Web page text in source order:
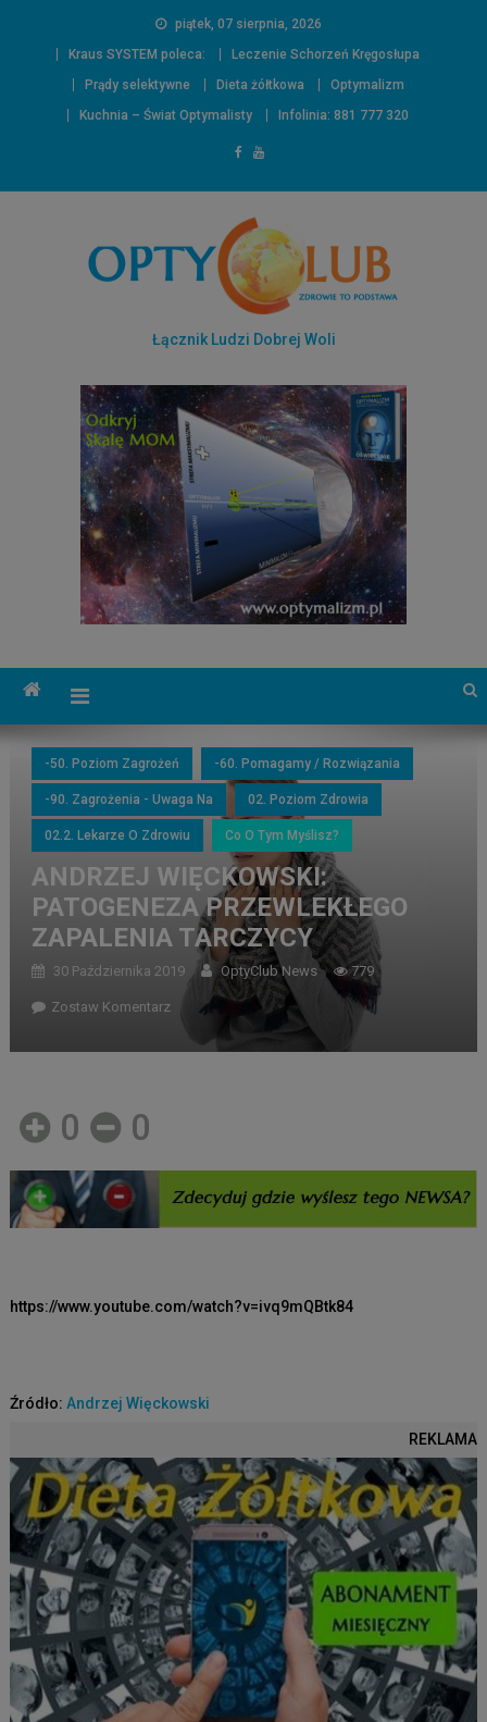
piątek, 07 sierpnia, 2026
Kraus SYSTEM poleca:
Leczenie Schorzeń Kręgosłupa
Prądy selektywne
Dieta żółtkowa
Optymalizm
Kuchnia – Świat Optymalisty
Infolinia: 881 777 320
Łącznik Ludzi Dobrej Woli
-50. Poziom Zagrożeń -60. Pomagamy / Rozwiązania
-90. Zagrożenia - Uwaga Na 02. Poziom Zdrowia
02.2. Lekarze O Zdrowiu Co O Tym Myślisz?
ANDRZEJ WIĘCKOWSKI:
PATOGENEZA PRZEWLEKŁEGO
ZAPALENIA TARCZYCY
30 Października 2019 OptyClub News 779
Zostaw Komentarz
0 0
https://www.youtube.com/watch?v=ivq9mQBtk84
Źródło: Andrzej Więckowski
REKLAMA